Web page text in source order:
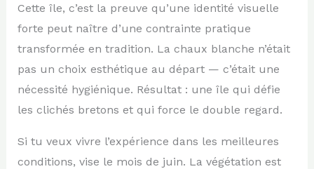
Cette île, c’est la preuve qu’une identité visuelle
forte peut naître d’une contrainte pratique
transformée en tradition. La chaux blanche n’était
pas un choix esthétique au départ — c’était une
nécessité hygiénique. Résultat : une île qui défie
les clichés bretons et qui force le double regard.
Si tu veux vivre l’expérience dans les meilleures
conditions, vise le mois de juin. La végétation est